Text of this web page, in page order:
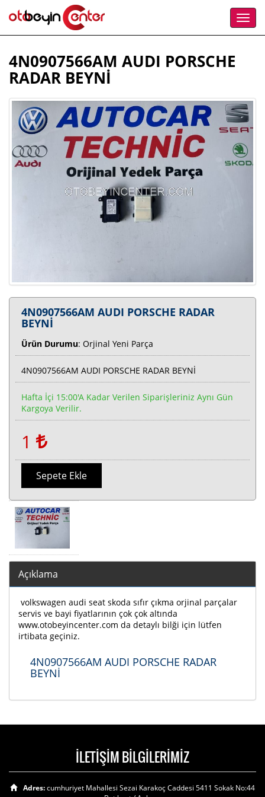
4N0907566AM AUDI PORSCHE
RADAR BEYNİ
4N0907566AM AUDI PORSCHE RADAR
BEYNİ
Ürün Durumu: Orjinal Yeni Parça
4N0907566AM AUDI PORSCHE RADAR BEYNİ
Hafta İçi 15:00'a Kadar Verilen Siparişleriniz Aynı Gün
Kargoya Verilir.
1
Sepete Ekle
Açıklama
volkswagen audi seat skoda sıfır çıkma orjinal parçalar
servis ve bayi fiyatlarının çok çok altında
www.otobeyincenter.com da detaylı bilği için lütfen
irtibata geçiniz.
4N0907566AM AUDI PORSCHE RADAR
BEYNİ
İLETİŞİM BİLGİLERİMİZ
Adres:cumhuriyet Mahallesi Sezai Karakoç Caddesi 5411 Sokak No:44